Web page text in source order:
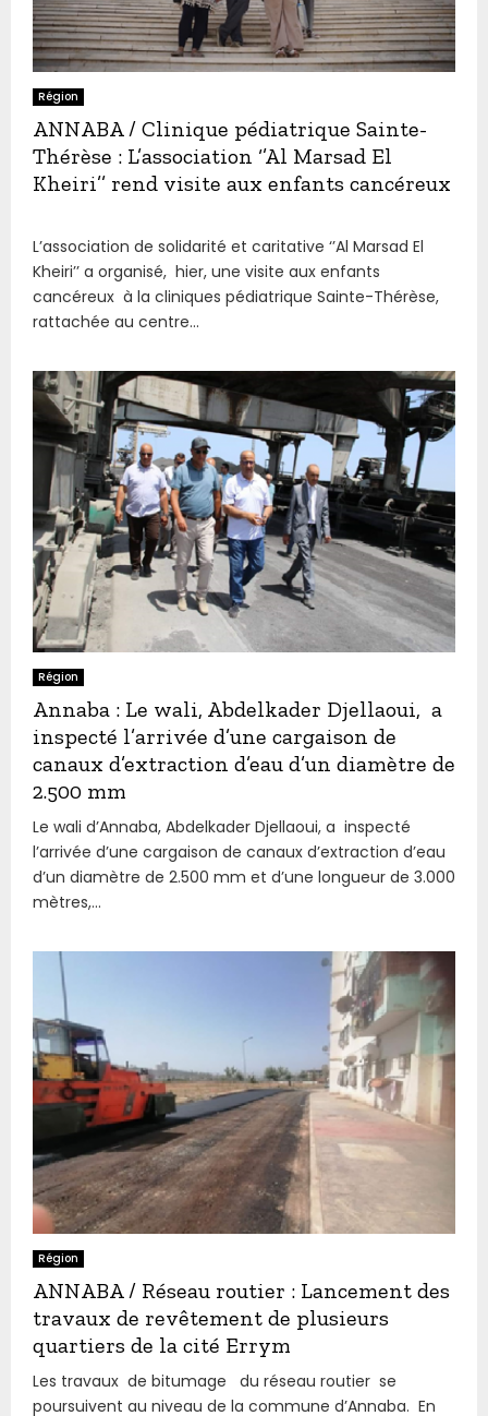
Région
ANNABA / Clinique pédiatrique Sainte-
Thérèse : L’association ‘’Al Marsad El
Kheiri’’ rend visite aux enfants cancéreux
L’association de solidarité et caritative ‘’Al Marsad El
Kheiri’’ a organisé, hier, une visite aux enfants
cancéreux à la cliniques pédiatrique Sainte-Thérèse,
rattachée au centre...
Région
Annaba : Le wali, Abdelkader Djellaoui, a
inspecté l’arrivée d’une cargaison de
canaux d’extraction d’eau d’un diamètre de
2.500 mm
Le wali d’Annaba, Abdelkader Djellaoui, a inspecté
l’arrivée d’une cargaison de canaux d’extraction d’eau
d’un diamètre de 2.500 mm et d’une longueur de 3.000
mètres,...
Région
ANNABA / Réseau routier : Lancement des
travaux de revêtement de plusieurs
quartiers de la cité Errym
Les travaux de bitumage du réseau routier se
poursuivent au niveau de la commune d’Annaba. En